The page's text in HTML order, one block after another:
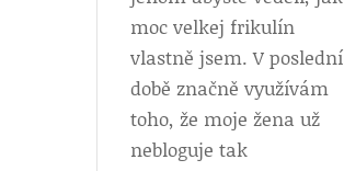
moc velkej frikulín
vlastně jsem. V poslední
době značně využívám
toho, že moje žena už
nebloguje tak